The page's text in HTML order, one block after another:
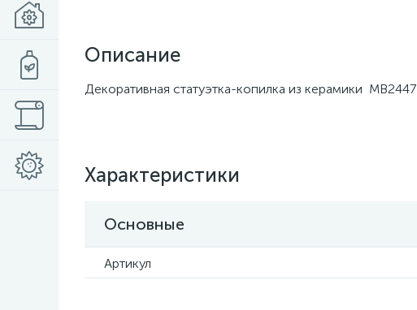
Описание
Декоративная статуэтка-копилка из керамики MB2447
Характеристики
Основные
Артикул